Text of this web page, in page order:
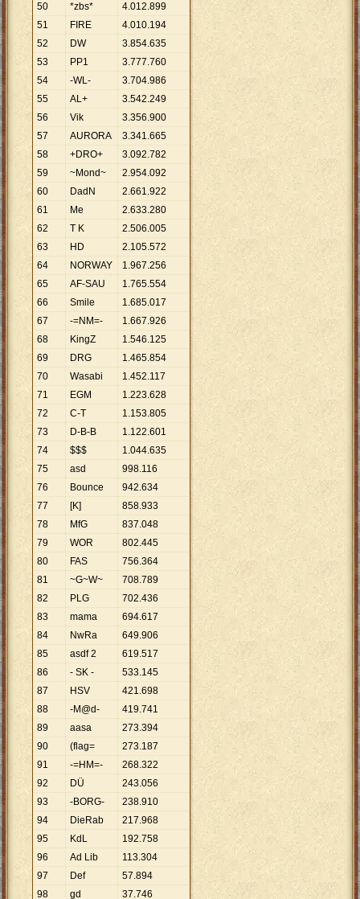
50
*zbs* 4.012.899
51
FIRE 4.010.194
52
DW 3.854.635
53
PP1 3.777.760
54
-WL- 3.704.986
55
AL+ 3.542.249
56
Vik 3.356.900
57
AURORA 3.341.665
58
+DRO+ 3.092.782
59
~Mond~ 2.954.092
60
DadN 2.661.922
61
Me 2.633.280
62
T K 2.506.005
63
HD 2.105.572
64
NORWAY 1.967.256
65
AF-SAU 1.765.554
66
Smile 1.685.017
67
-=NM=- 1.667.926
68
KingZ 1.546.125
69
DRG 1.465.854
70
Wasabi 1.452.117
71
EGM 1.223.628
72
C-T 1.153.805
73
D-B-B 1.122.601
74
$$$ 1.044.635
75
asd 998.116
76
Bounce 942.634
77
[K] 858.933
78
MfG 837.048
79
WOR 802.445
80
FAS 756.364
81
~G~W~ 708.789
82
PLG 702.436
83
mama 694.617
84
NwRa 649.906
85
asdf 2 619.517
86
- SK - 533.145
87
HSV 421.698
88
-M@d- 419.741
89
aasa 273.394
90
(flag= 273.187
91
-=HM=- 268.322
92
DÜ 243.056
93
-BORG- 238.910
94
DieRab 217.968
95
KdL 192.758
96
Ad Lib 113.304
97
Def 57.894
98
gd 37.746